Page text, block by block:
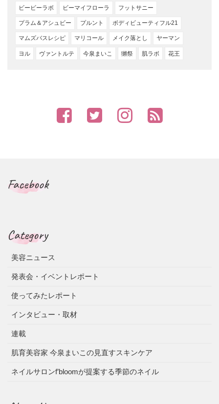
ビービーラボ ビーマイフローラ フットサニー
プラム＆アシュビー プルント ボディビューティフル21
マムズバスレシピ マリコール メイク落とし ヤーマン
ヨル ヴァントルテ 今泉まいこ 獺祭 肌ラボ 花王
Facebook
Category
美容ニュース
発表会・イベントレポート
使ってみたレポート
インタビュー・取材
連載
肌育美容家 今泉まいこの見直すスキンケア
ネイルサロンf’bloomが提案する季節のネイル